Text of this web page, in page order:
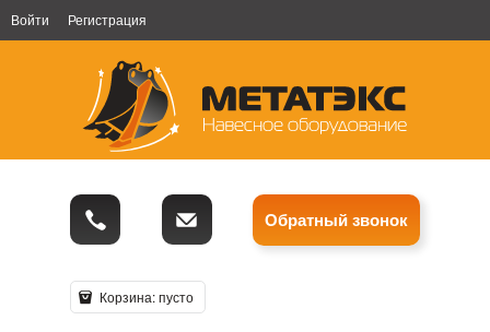
Войти Регистрация
Обратный звонок
Корзина:пусто